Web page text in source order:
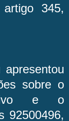
345,
sobre o
e o
92500496,